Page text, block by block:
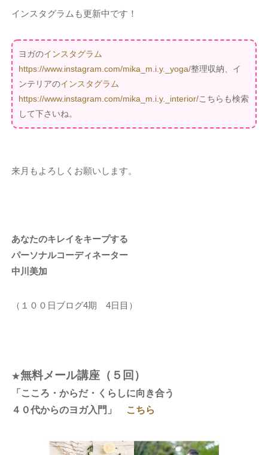
インスタグラムも更新中です！
ヨガのインスタグラム
https://www.instagram.com/mika_m.i.y._yoga/整理収納、イ
ンテリアのインスタグラム
https://www.instagram.com/mika_m.i.y._interior/こちらも検索
して下さいね。
来月もよろしくお願いします。
あなたのキレイをキープする
パーソナルコーディネーター
中川美加
（１００日ブログ4期 4日目）
★無料メール講座（５回）
「こころ・からだ・くらしに向き合う
４０代からのヨガ入門」 こちら